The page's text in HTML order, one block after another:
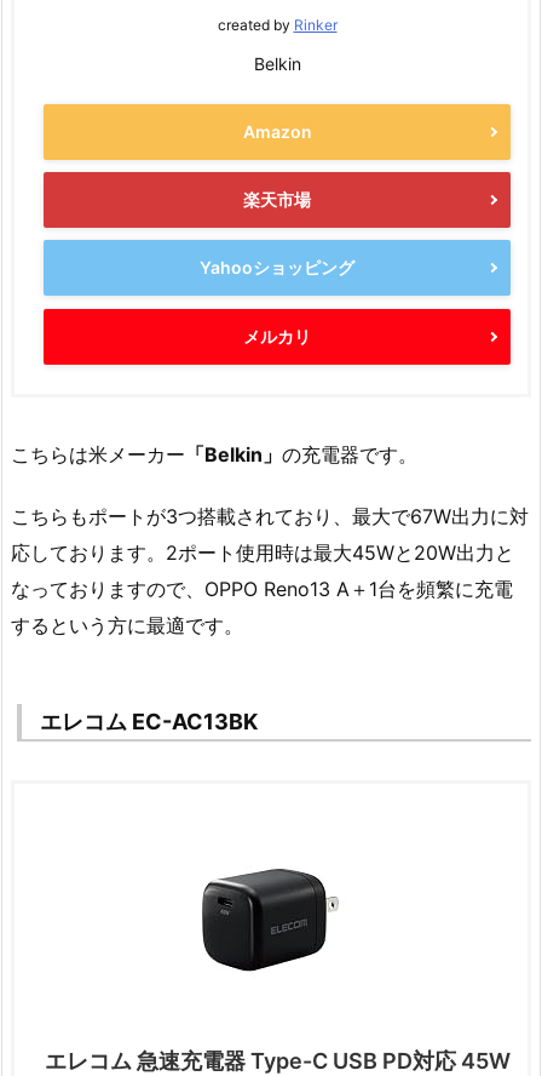
created by Rinker
Belkin
Amazon
楽天市場
Yahooショッピング
メルカリ
こちらは米メーカー 「Belkin」 の充電器です。
こちらもポートが3つ搭載されており、最大で67W出力に対
応しております。2ポート使用時は最大45Wと20W出力と
なっておりますので、OPPO Reno13 A＋1台を頻繁に充電
するという方に最適です。
エレコム EC-AC13BK
エレコム 急速充電器 Type-C USB PD対応 45W